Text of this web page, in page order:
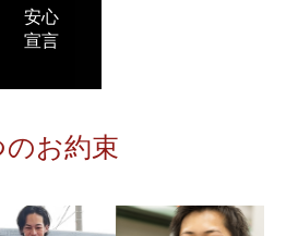
安心
宣言
のお約束